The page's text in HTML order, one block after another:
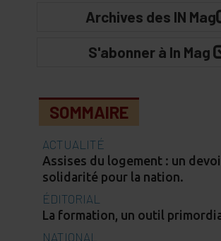
Archives des IN Mag
S'abonner à In Mag
SOMMAIRE
ACTUALITÉ
Assises du logement : un
solidarité pour la nation.
ÉDITORIAL
La formation, un outil
NATIONAL